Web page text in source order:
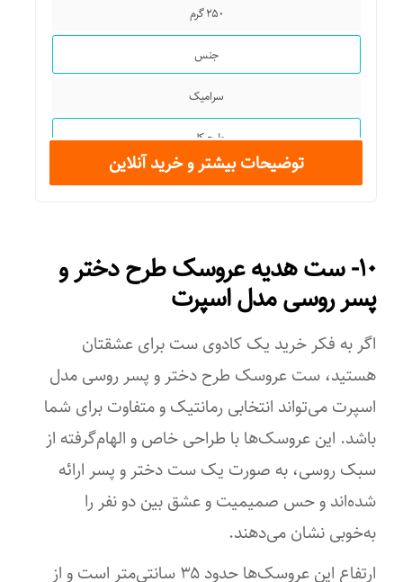
۲۵۰ گرم
جنس
سرامیک
طرح کلی
توضیحات بیشتر و خرید آنلاین
۱۰- ست هديه عروسک طرح دختر و
پسر روسى مدل اسپرت
اگر به فکر خرید یک کادوی ست برای عشقتان
هستید، ست عروسک طرح دختر و پسر روسی مدل
اسپرت می‌تواند انتخابی رمانتیک و متفاوت برای شما
باشد. این عروسک‌ها با طراحی خاص و الهام‌گرفته از
سبک روسی، به صورت یک ست دختر و پسر ارائه
شده‌اند و حس صمیمیت و عشق بین دو نفر را
به‌خوبی نشان می‌دهند.
ارتفاع این عروسک‌ها حدود ۳۵ سانتی‌متر است و از